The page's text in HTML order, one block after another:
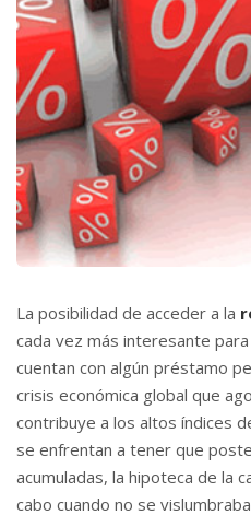
La posibilidad de acceder a la
cada vez más interesante
cuentan con algún préstamo
crisis económica global que
contribuye a los altos índices
se enfrentan a tener que
acumuladas, la hipoteca de la
cabo cuando no se